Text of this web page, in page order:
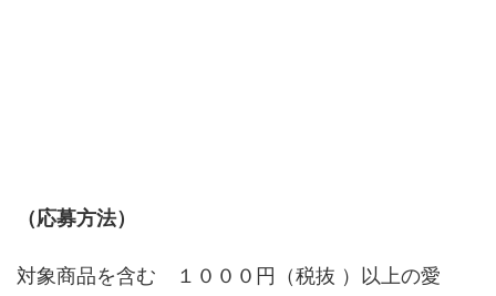
（応募方法）
対象商品を含む １０００円（税抜 ）以上の愛